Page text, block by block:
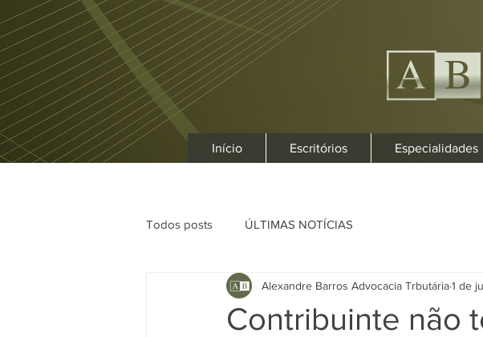
Início Escritórios Especialidades
Todos posts ÚLTIMAS NOTÍCIAS
Contribuinte não
Alexandre Barros Advocacia Trbutária1 de